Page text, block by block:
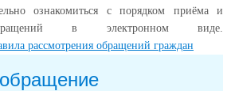
ознакомиться с порядком приёма и
в электронном виде.
рассмотрения обращений граждан